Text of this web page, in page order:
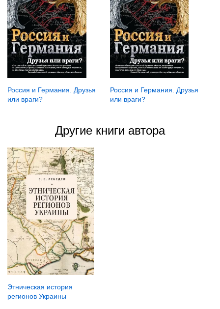
Россия и Германия. Друзья
или враги?
Россия и Германия. Друзья
или враги?
Другие книги автора
Этническая история
регионов Украины